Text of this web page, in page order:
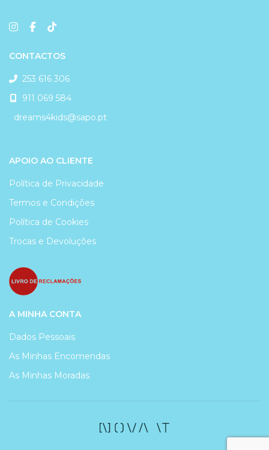
CONTACTOS
253 616 306
911 069 584
dreams4kids@sapo.pt
APOIO AO CLIENTE
Política de Privacidade
Termos e Condições
Política de Cookies
Trocas e Devoluções
A MINHA CONTA
Dados Pessoais
As Minhas Encomendas
As Minhas Moradas